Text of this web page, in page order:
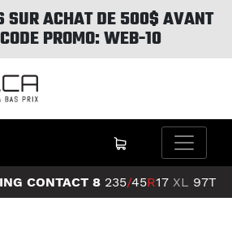
ACHAT DE 500$ AVANT
PROMO: WEB-10
CONTACT 8 235/45R17 XL 97T